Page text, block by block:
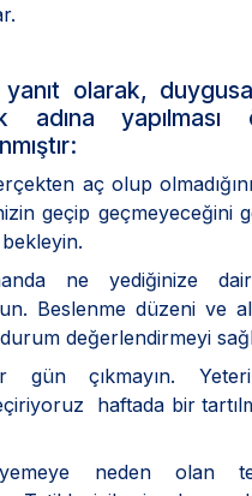
olarak,
adına yapılması
aç olup
geçip geçmeyeceğini
ne yediğinize
Beslenme düzeni ve
değerlendirmeyi
gün çıkmayın.
haftada bir
neden olan